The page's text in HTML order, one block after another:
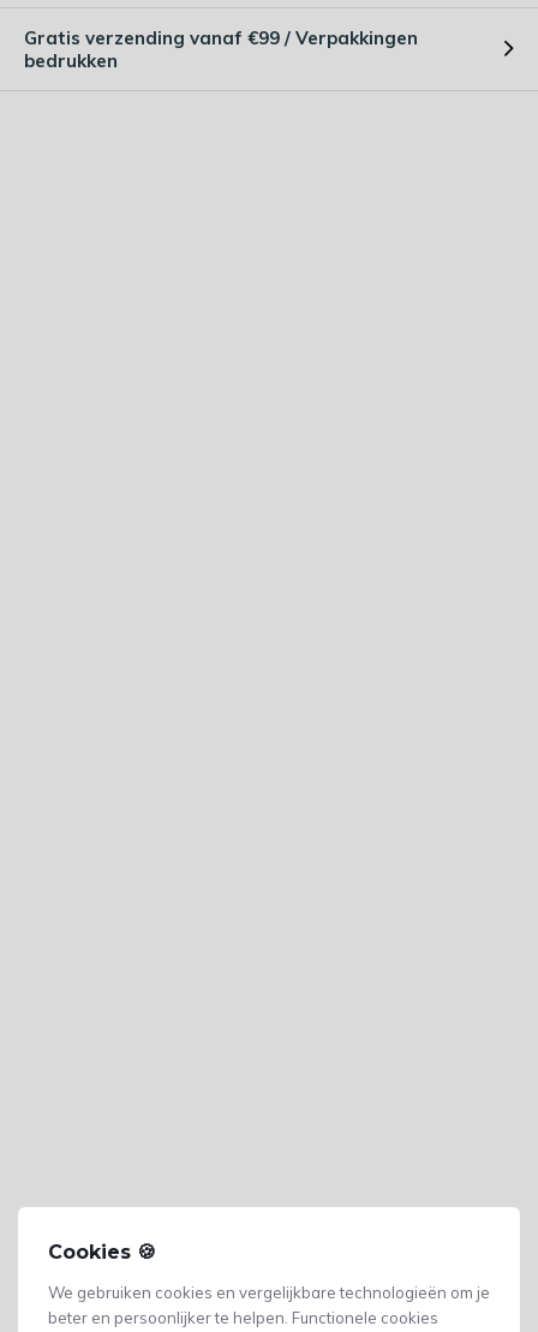
Cookies 🍪
We gebruiken cookies en vergelijkbare technologieën om je
beter en persoonlijker te helpen. Functionele cookies
Gratis verzending vanaf €99 / Verpakkingen
bedrukken